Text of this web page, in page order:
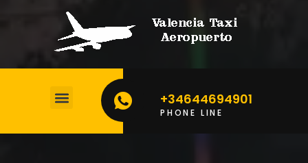
+34644694901
PHONE LINE